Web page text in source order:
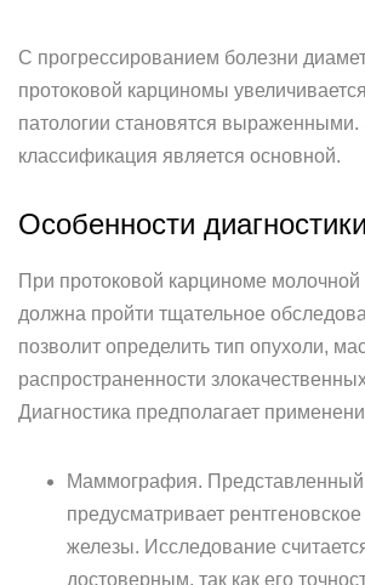
С прогрессированием болезни
протоковой карциномы
патологии становятся выраженными.
классификация является основной.
Особенности диагностики
При протоковой карциноме
должна пройти тщательное
позволит определить тип опухоли,
распространенности
Диагностика предполагает
Маммография. Представленный
предусматривает
железы. Исследование
достоверным, так как его